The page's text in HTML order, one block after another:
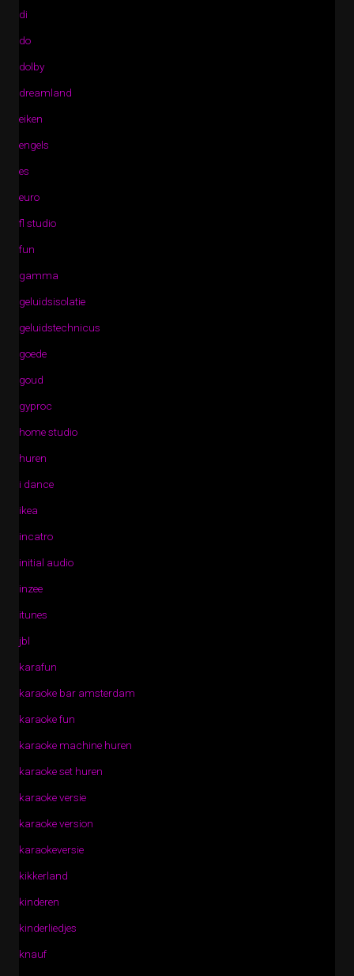
di
do
dolby
dreamland
eiken
engels
es
euro
fl studio
fun
gamma
geluidsisolatie
geluidstechnicus
goede
goud
gyproc
home studio
huren
i dance
ikea
incatro
initial audio
inzee
itunes
jbl
karafun
karaoke bar amsterdam
karaoke fun
karaoke machine huren
karaoke set huren
karaoke versie
karaoke version
karaokeversie
kikkerland
kinderen
kinderliedjes
knauf